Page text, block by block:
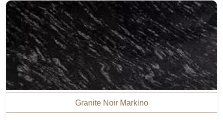
Granite Noir Markino